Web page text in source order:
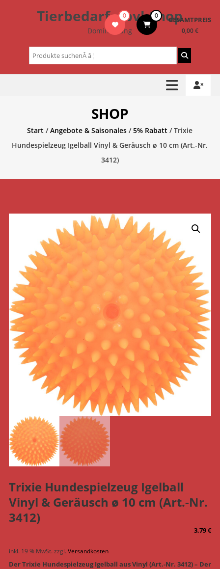
Tierbedarf – bvl-Shop
Dominik Lang
0 0 GESAMTPREIS
0,00 €
Suchen
nach:
SHOP
Start /Angebote & Saisonales /5% Rabatt / Trixie
Hundespielzeug Igelball Vinyl & Geräusch ø 10 cm (Art.-Nr.
3412)
Trixie Hundespielzeug Igelball
Vinyl & Geräusch ø 10 cm (Art.-Nr.
3412)
3,79€
inkl. 19 % MwSt.zzgl.Versandkosten
Der Trixie Hundespielzeug Igelball aus Vinyl (Art.-Nr. 3412) – Der